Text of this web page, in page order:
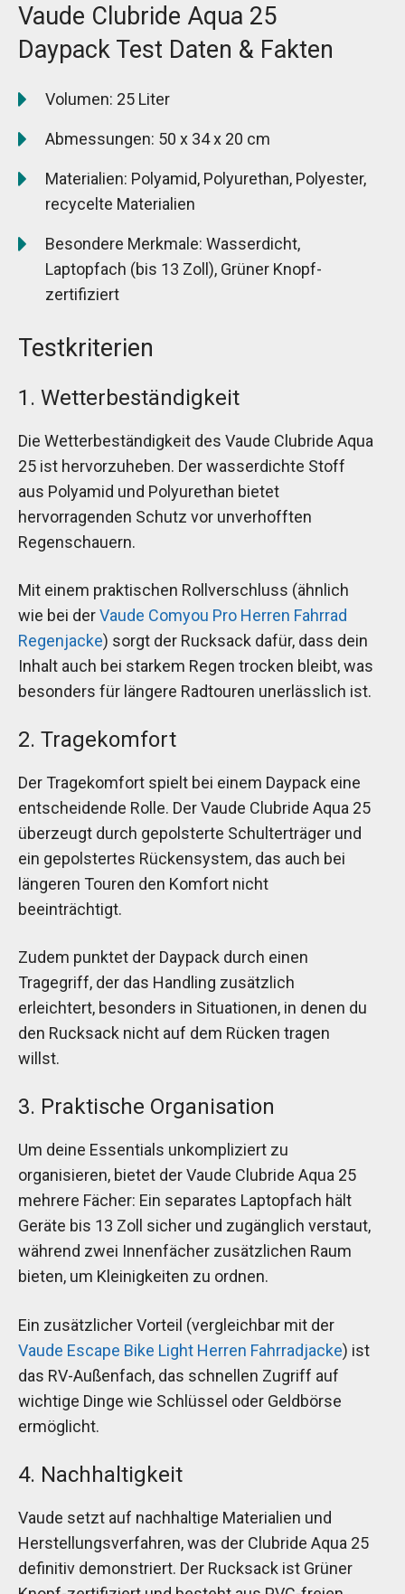
Vaude Clubride Aqua 25
Daypack Test Daten & Fakten
Volumen: 25 Liter
Abmessungen: 50 x 34 x 20 cm
Materialien: Polyamid, Polyurethan, Polyester,
recycelte Materialien
Besondere Merkmale: Wasserdicht,
Laptopfach (bis 13 Zoll), Grüner Knopf-
zertifiziert
Testkriterien
1. Wetterbeständigkeit
Die Wetterbeständigkeit des Vaude Clubride Aqua
25 ist hervorzuheben. Der wasserdichte Stoff
aus Polyamid und Polyurethan bietet
hervorragenden Schutz vor unverhofften
Regenschauern.
Mit einem praktischen Rollverschluss (ähnlich
wie bei derVaude Comyou Pro Herren Fahrrad
Regenjacke) sorgt der Rucksack dafür, dass dein
Inhalt auch bei starkem Regen trocken bleibt, was
besonders für längere Radtouren unerlässlich ist.
2. Tragekomfort
Der Tragekomfort spielt bei einem Daypack eine
entscheidende Rolle. Der Vaude Clubride Aqua 25
überzeugt durch gepolsterte Schulterträger und
ein gepolstertes Rückensystem, das auch bei
längeren Touren den Komfort nicht
beeinträchtigt.
Zudem punktet der Daypack durch einen
Tragegriff, der das Handling zusätzlich
erleichtert, besonders in Situationen, in denen du
den Rucksack nicht auf dem Rücken tragen
willst.
3. Praktische Organisation
Um deine Essentials unkompliziert zu
organisieren, bietet der Vaude Clubride Aqua 25
mehrere Fächer: Ein separates Laptopfach hält
Geräte bis 13 Zoll sicher und zugänglich verstaut,
während zwei Innenfächer zusätzlichen Raum
bieten, um Kleinigkeiten zu ordnen.
Ein zusätzlicher Vorteil (vergleichbar mit der
Vaude Escape Bike Light Herren Fahrradjacke) ist
das RV-Außenfach, das schnellen Zugriff auf
wichtige Dinge wie Schlüssel oder Geldbörse
ermöglicht.
4. Nachhaltigkeit
Vaude setzt auf nachhaltige Materialien und
Herstellungsverfahren, was der Clubride Aqua 25
definitiv demonstriert. Der Rucksack ist Grüner